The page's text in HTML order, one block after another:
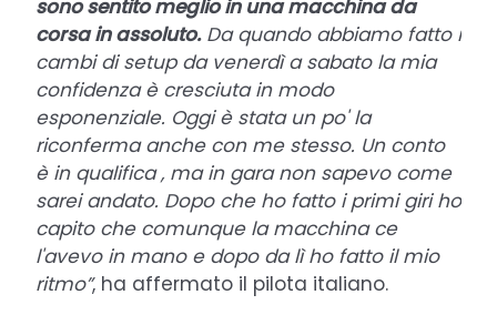
sono sentito meglio in una macchina da
corsa in assoluto.Da quando abbiamo fatto i
cambi di setup da venerdì a sabato la mia
confidenza è cresciuta in modo
esponenziale. Oggi è stata un po' la
riconferma anche con me stesso. Un conto
è in qualifica , ma in gara non sapevo come
sarei andato. Dopo che ho fatto i primi giri ho
capito che comunque la macchina ce
l'avevo in mano e dopo da lì ho fatto il mio
ritmo”, ha affermato il pilota italiano.